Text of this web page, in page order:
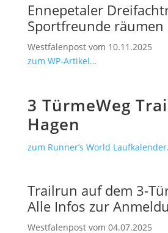
Ennepetaler
Sportfreunde räumen
Westfalenpost vom 10.11.2025
zum WP-Artikel…
3 TürmeWeg
Hagen
zum Runner’s World
Trailrun auf dem 3-
Alle Infos zur
Westfalenpost vom 04.07.2025